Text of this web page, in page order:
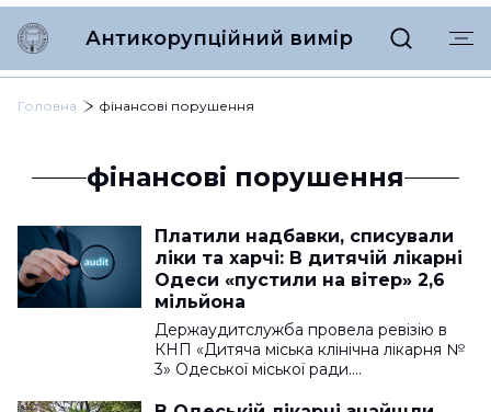
Антикорупційний вимір
Головна фінансові порушення
фінансові порушення
Платили надбавки, списували
ліки та харчі: В дитячій лікарні
Одеси «пустили на вітер» 2,6
мільйона
Держаудитслужба провела ревізію в
КНП «Дитяча міська клінічна лікарня №
3» Одеської міської ради.…